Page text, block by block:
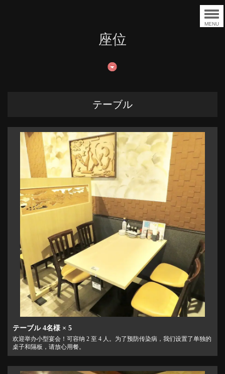
MENU
座位
テーブル
テーブル4名様 × 5
欢迎举办小型宴会！可容纳 2 至 4 人。为了预防传染病，我们设置了单独的
桌子和隔板，请放心用餐。